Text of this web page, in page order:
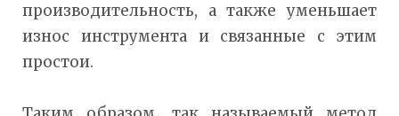
производительность, а также уменьшает
износ инструмента и связанные с этим
простои.